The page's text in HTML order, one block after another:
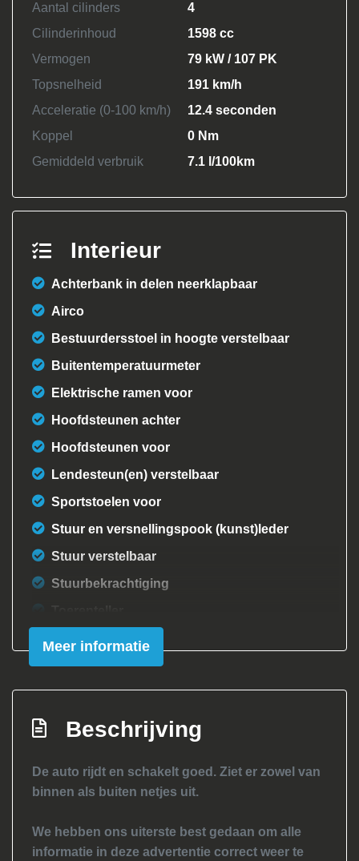
Aantal cilinders
4
Cilinderinhoud
1598 cc
Vermogen
79 kW / 107 PK
Topsnelheid
191 km/h
Acceleratie (0-100 km/h)
12.4 seconden
Koppel
0 Nm
Gemiddeld verbruik
7.1 l/100km
Interieur
Achterbank in delen neerklapbaar
Airco
Bestuurdersstoel in hoogte verstelbaar
Buitentemperatuurmeter
Elektrische ramen voor
Hoofdsteunen achter
Hoofdsteunen voor
Lendesteun(en) verstelbaar
Sportstoelen voor
Stuur en versnellingspook (kunst)leder
Stuur verstelbaar
Stuurbekrachtiging
Exterieur
verwarmbaar
Bumpers in carrosseriekleur
afstandsbediening
Getint glas
Meer informatie
Beschrijving
De auto rijdt en schakelt goed. Ziet er zowel van
binnen als buiten netjes uit.
We hebben ons uiterste best gedaan om alle
informatie in deze advertentie correct weer te